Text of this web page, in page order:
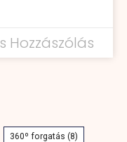
Hozzászólás
360º forgatás (8)